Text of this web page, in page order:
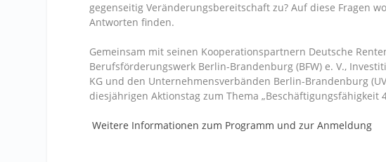
gegenseitig Veränderungsbereitschaft zu? Auf diese Fragen
Antworten finden.
Gemeinsam mit seinen Kooperationspartnern Deutsche
Berufsförderungswerk Berlin-Brandenburg (BFW) e. V.,
KG und den Unternehmensverbänden Berlin-Brandenburg
diesjährigen Aktionstag zum Thema „Beschäftigungsfähigkeit
Weitere Informationen zum Programm und zur Anmeldung